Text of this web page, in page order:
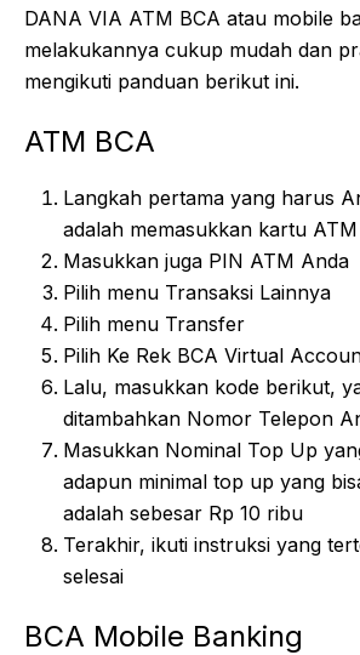
DANA VIA ATM BCA atau mobile
melakukannya cukup mudah dan
mengikuti panduan berikut ini.
ATM BCA
Langkah pertama yang harus
adalah memasukkan kartu
Masukkan juga PIN ATM Anda
Pilih menu Transaksi Lainnya
Pilih menu Transfer
Pilih Ke Rek BCA Virtual
Lalu, masukkan kode berikut,
ditambahkan Nomor Telepon
Masukkan Nominal Top Up
adapun minimal top up yang
adalah sebesar Rp 10 ribu
Terakhir, ikuti instruksi yang
selesai
BCA Mobile Banking